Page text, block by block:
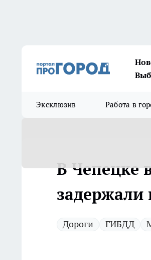
Эксклюзив Работа в
В Чепецке
задержали
Дороги ГИБДД